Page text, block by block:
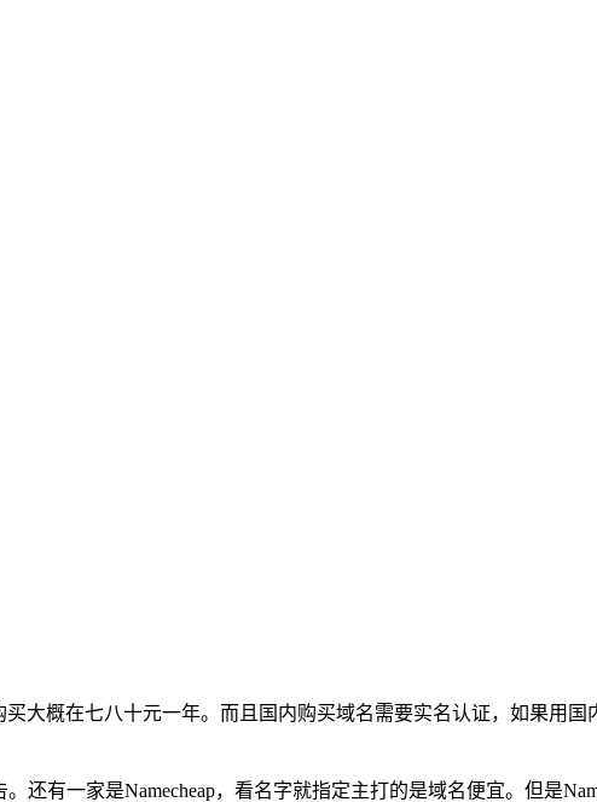
大概在七八十元一年。而且国内购买域名需要实名认证，如果用
有一家是Namecheap，看名字就指定主打的是域名便宜。但是